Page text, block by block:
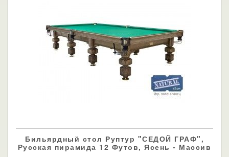
Бильярдный стол Руптур "СЕДОЙ ГРАФ",
Русская пирамида 12 Футов, Ясень - Массив